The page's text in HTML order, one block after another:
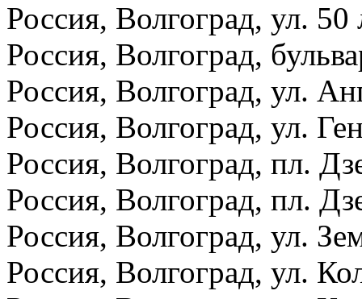
Россия, Волгоград, ул. 50
Россия, Волгоград,
Россия, Волгоград, ул.
Россия, Волгоград, ул.
Россия, Волгоград, пл.
Россия, Волгоград, пл.
Россия, Волгоград, ул.
Россия, Волгоград, ул.